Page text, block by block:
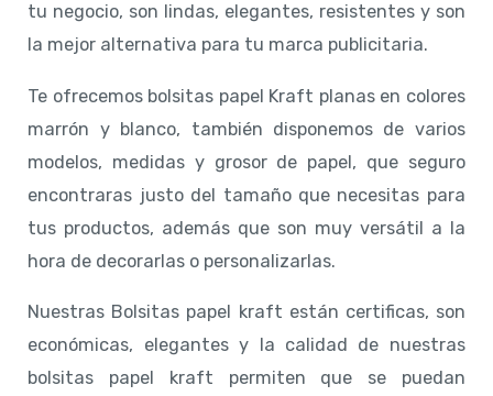
tu negocio, son lindas, elegantes, resistentes y son
la mejor alternativa para tu marca publicitaria.
Te ofrecemos bolsitas papel Kraft planas en colores
marrón y blanco, también disponemos de varios
modelos, medidas y grosor de papel, que seguro
encontraras justo del tamaño que necesitas para
tus productos, además que son muy versátil a la
hora de decorarlas o personalizarlas.
Nuestras Bolsitas papel kraft están certificas, son
económicas, elegantes y la calidad de nuestras
bolsitas papel kraft permiten que se puedan